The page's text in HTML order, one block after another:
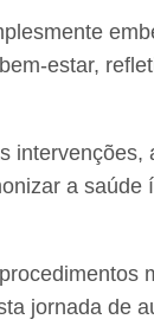
estar,
intervenções,
a saúde
jornada de